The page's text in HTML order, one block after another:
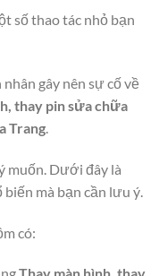
số thao tác nhỏ bạn
gây nên sự cố về
thay pin sửa chữa
Trang.
muốn. Dưới đây là
mà bạn cần lưu ý.
có: